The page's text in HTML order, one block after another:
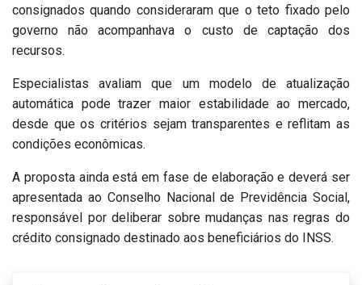
consignados quando consideraram que o teto fixado pelo
governo não acompanhava o custo de captação dos
recursos.
Especialistas avaliam que um modelo de atualização
automática pode trazer maior estabilidade ao mercado,
desde que os critérios sejam transparentes e reflitam as
condições econômicas.
A proposta ainda está em fase de elaboração e deverá ser
apresentada ao Conselho Nacional de Previdência Social,
responsável por deliberar sobre mudanças nas regras do
crédito consignado destinado aos beneficiários do INSS.